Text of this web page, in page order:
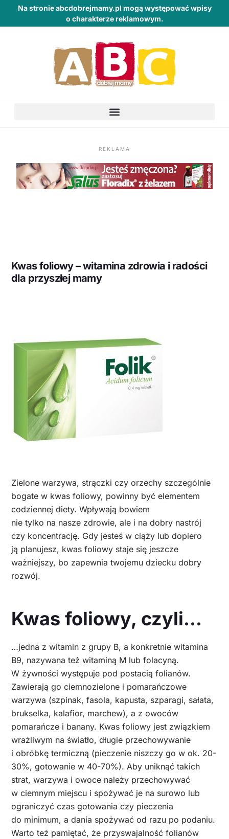
Na stronie abcdobrejmamy.pl mogą występować wpisy
o charakterze reklamowym.
REKLAMA
Kwas foliowy – witamina zdrowia i radości
dla przyszłej mamy
Zielone warzywa, strączki czy orzechy szczególnie
bogate w kwas foliowy, powinny być elementem
codziennej diety. Wpływają bowiem
nie tylko na nasze zdrowie, ale i na dobry nastrój
czy koncentrację. Gdy jesteś w ciąży lub dopiero
ją planujesz, kwas foliowy staje się jeszcze
ważniejszy, bo zapewnia twojemu dziecku dobry
rozwój.
Kwas foliowy, czyli…
…jedna z witamin z grupy B, a konkretnie witamina
B9, nazywana też witaminą M lub folacyną.
W żywności występuje pod postacią folianów.
Zawierają go ciemnozielone i pomarańczowe
warzywa (szpinak, fasola, kapusta, szparagi, sałata,
brukselka, kalafior, marchew), a z owoców
pomarańcze i banany. Kwas foliowy jest związkiem
wrażliwym na światło, długie przechowywanie
i obróbkę termiczną (pieczenie niszczy go w ok. 20-
30%, gotowanie w 40-70%). Aby uniknąć takich
strat, warzywa i owoce należy przechowywać
w ciemnym miejscu i spożywać je na surowo lub
ograniczyć czas gotowania czy pieczenia
do minimum, a dania spożywać od razu po podaniu.
Warto też pamiętać, że przyswajalność folianów